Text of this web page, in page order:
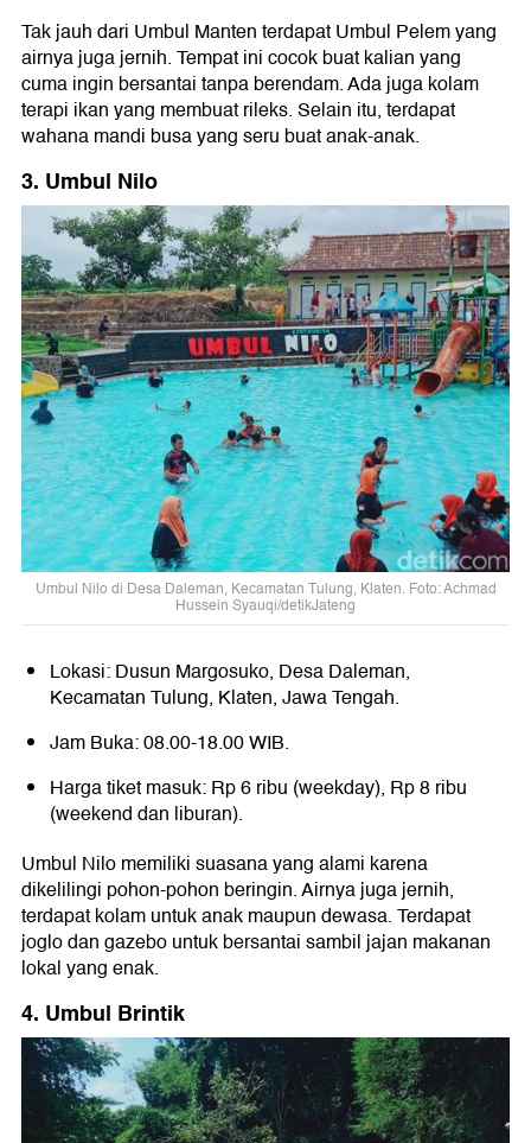
Tak jauh dari Umbul Manten terdapat Umbul Pelem yang
airnya juga jernih. Tempat ini cocok buat kalian yang
cuma ingin bersantai tanpa berendam. Ada juga kolam
terapi ikan yang membuat rileks. Selain itu, terdapat
wahana mandi busa yang seru buat anak-anak.
3. Umbul Nilo
Umbul Nilo di Desa Daleman, Kecamatan Tulung, Klaten. Foto: Achmad
Hussein Syauqi/detikJateng
Lokasi: Dusun Margosuko, Desa Daleman,
Kecamatan Tulung, Klaten, Jawa Tengah.
Jam Buka: 08.00-18.00 WIB.
Harga tiket masuk: Rp 6 ribu (weekday), Rp 8 ribu
(weekend dan liburan).
Umbul Nilo memiliki suasana yang alami karena
dikelilingi pohon-pohon beringin. Airnya juga jernih,
terdapat kolam untuk anak maupun dewasa. Terdapat
joglo dan gazebo untuk bersantai sambil jajan makanan
lokal yang enak.
4. Umbul Brintik